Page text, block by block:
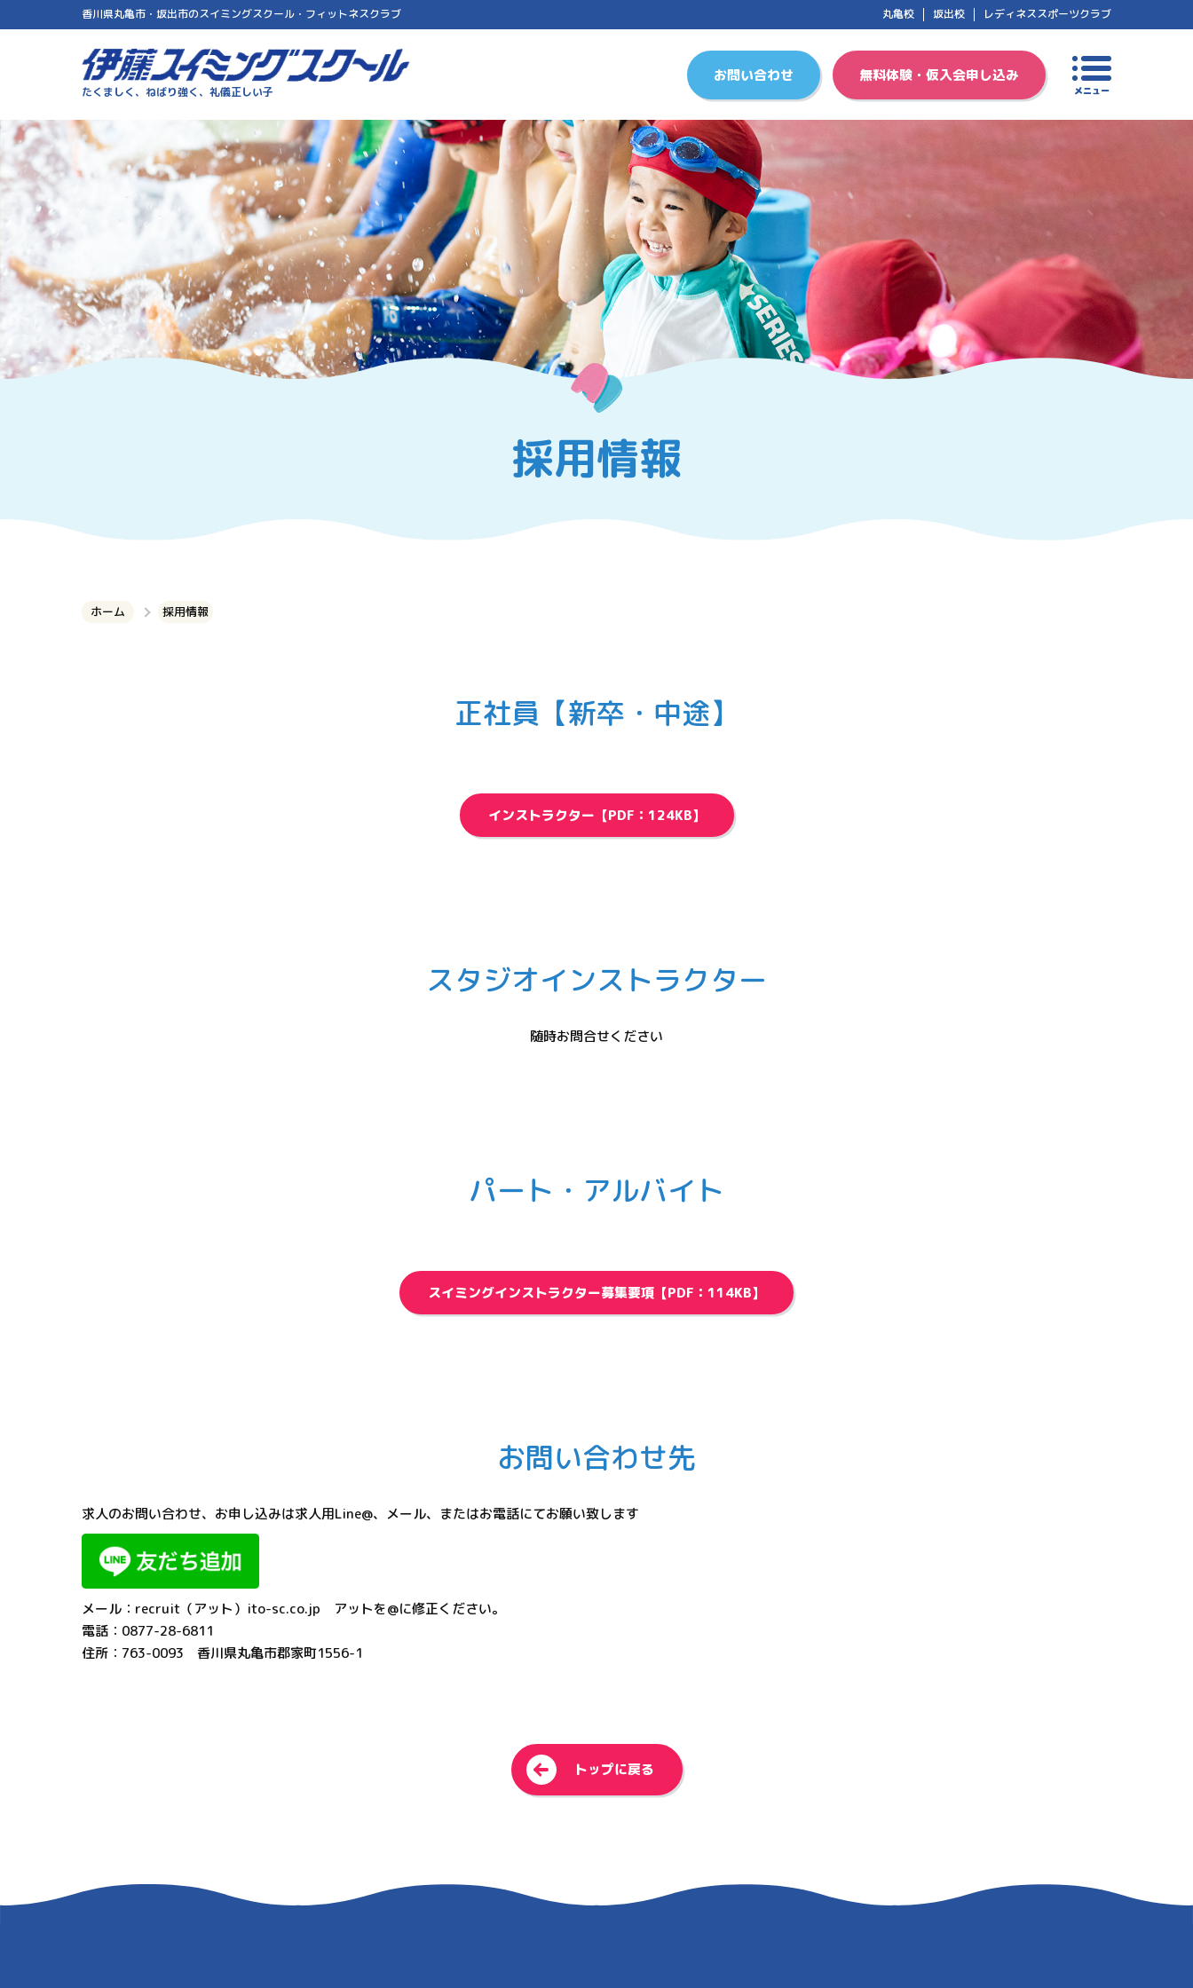
香川県丸亀市・坂出市のスイミングスクール・フィットネスクラブ 丸亀校 坂出校 レディネススポーツクラブ
伊藤スイミングスクール
たくましく、ねばり強く、礼儀正しい子
お問い合わせ 無料体験・仮入会申し込み
メニュー
採用情報
ホーム 採用情報
正社員【新卒・中途】
インストラクター【PDF：124KB】
スタジオインストラクター
随時お問合せください
パート・アルバイト
スイミングインストラクター募集要項【PDF：114KB】
お問い合わせ先
求人のお問い合わせ、お申し込みは求人用Line@、メール、またはお電話にてお願い致します
メール：recruit（アット）ito-sc.co.jp アットを@に修正ください。
電話：0877-28-6811
住所：763-0093 香川県丸亀市郡家町1556-1
< トップに戻る